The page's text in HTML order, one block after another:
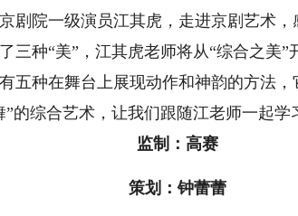
剧院一级演员江其虎，走进京剧艺术，
种“美”，江其虎老师将从“综合之美”
五种在舞台上展现动作和神韵的方法
的综合艺术，让我们跟随江老师一起学
监制：高赛
策划：钟蕾蕾